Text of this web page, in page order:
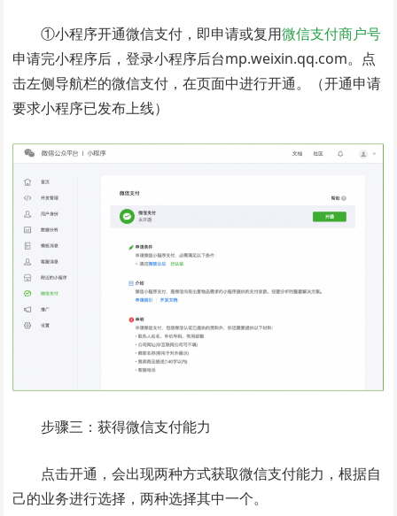
①小程序开通微信支付，即申请或复用微信支付商户号
申请完小程序后，登录小程序后台mp.weixin.qq.com。点
击左侧导航栏的微信支付，在页面中进行开通。（开通申请
要求小程序已发布上线）
步骤三：获得微信支付能力
点击开通，会出现两种方式获取微信支付能力，根据自
己的业务进行选择，两种选择其中一个。